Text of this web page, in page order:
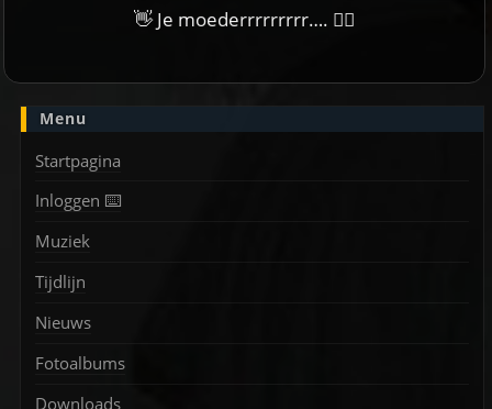
👋 Je moederrrrrrrrr…. 🙋‍♀
Menu
Startpagina
Inloggen ⌨️
Muziek
Tijdlijn
Nieuws
Fotoalbums
Downloads